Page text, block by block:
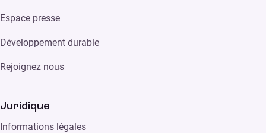
Espace presse
Développement durable
Rejoignez nous
Juridique
Informations légales